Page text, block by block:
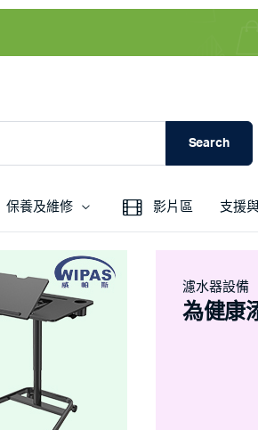
Search
保養及維修 影片區 支援
濾水器設備
為健康